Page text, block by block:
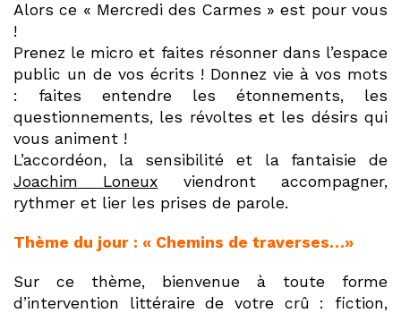
Alors ce « Mercredi des Carmes » est pour vous
!
Prenez le micro et faites résonner dans l’espace
public un de vos écrits ! Donnez vie à vos mots
: faites entendre les étonnements, les
questionnements, les révoltes et les désirs qui
vous animent !
L’accordéon, la sensibilité et la fantaisie de
Joachim Loneux viendront accompagner,
rythmer et lier les prises de parole.
Thème du jour : « Chemins de traverses…»
Sur ce thème, bienvenue à toute forme
d’intervention littéraire de votre crû : fiction,